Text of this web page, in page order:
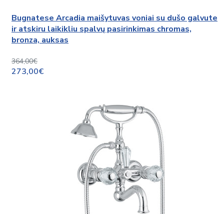
Bugnatese Arcadia maišytuvas voniai su dušo galvute
ir atskiru laikikliu spalvų pasirinkimas chromas,
bronza, auksas
364,00€
273,00€